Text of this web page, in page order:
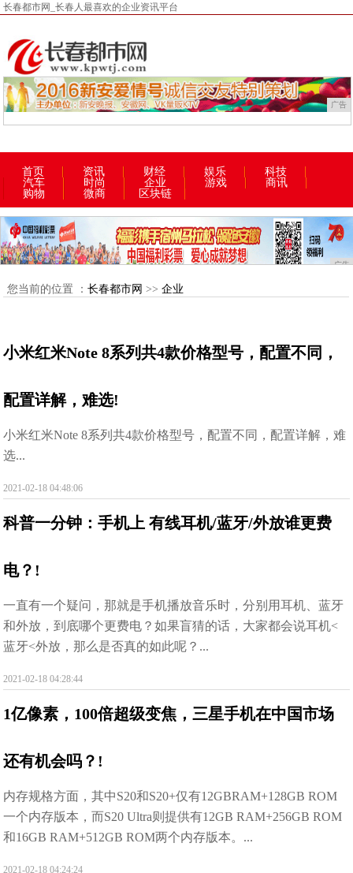
长春都市网_长春人最喜欢的企业资讯平台
广告
首页 资讯 财经 娱乐
科技
汽车
时尚 企业 游戏
商讯
购物
微商 区块链
广告
您当前的位置 ： 长春都市网 >> 企业
小米红米Note 8系列共4款价格型号，配置不同，
配置详解，难选!
小米红米Note 8系列共4款价格型号，配置不同，配置详解，难
选...
2021-02-18 04:48:06
科普一分钟：手机上 有线耳机/蓝牙/外放谁更费
电？!
一直有一个疑问，那就是手机播放音乐时，分别用耳机、蓝牙
和外放，到底哪个更费电？如果盲猜的话，大家都会说耳机<
蓝牙<外放，那么是否真的如此呢？...
2021-02-18 04:28:44
1亿像素，100倍超级变焦，三星手机在中国市场
还有机会吗？!
内存规格方面，其中S20和S20+仅有12GBRAM+128GB ROM
一个内存版本，而S20 Ultra则提供有12GB RAM+256GB ROM
和16GB RAM+512GB ROM两个内存版本。...
2021-02-18 04:24:24